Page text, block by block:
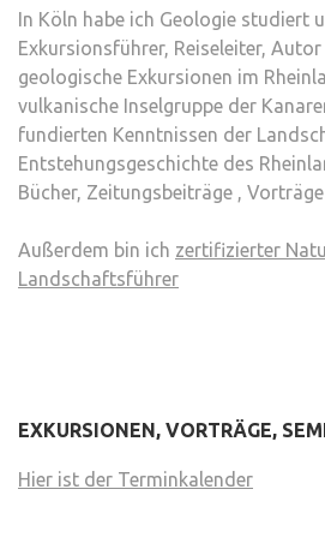
In Köln habe ich Geologie studiert
Exkursionsführer, Reiseleiter,
geologische Exkursionen im
vulkanische Inselgruppe der
fundierten Kenntnissen der
Entstehungsgeschichte des
Bücher, Zeitungsbeiträge ,
Außerdem bin ich zertifizierter
Landschaftsführer
EXKURSIONEN, VORTRÄGE,
Hier ist der Terminkalender